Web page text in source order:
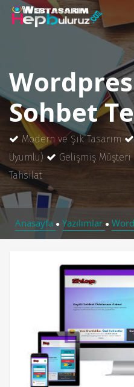
Sohbet
Modern ve Şık Tasarım
Uyumlu)
Gelişmiş Müşteri
Tahsilat
Anasayfa ● Yazılımlar ●